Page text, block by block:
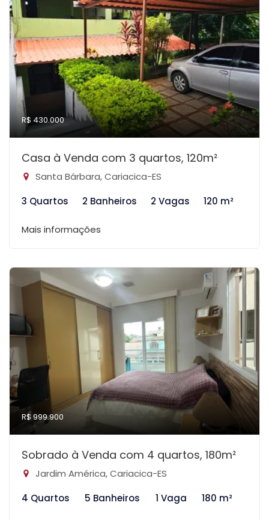
R$ 430.000
Casa à Venda com 3 quartos, 120m²
Santa Bárbara, Cariacica-ES
3 Quartos
2 Banheiros 2 Vagas 120 m²
Mais informações
R$ 999.900
Sobrado à Venda com 4 quartos, 180m²
Jardim América, Cariacica-ES
4 Quartos
5 Banheiros 1 Vaga 180 m²